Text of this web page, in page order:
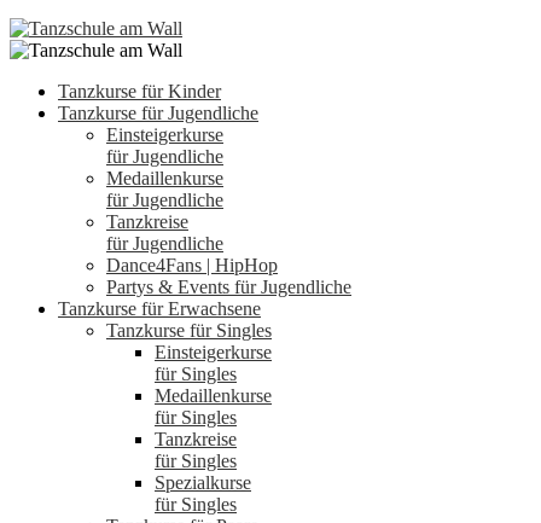
Tanzkurse für Kinder
Tanzkurse für Jugendliche
Einsteigerkurse
für Jugendliche
Medaillenkurse
für Jugendliche
Tanzkreise
für Jugendliche
Dance4Fans | HipHop
Partys & Events für Jugendliche
Tanzkurse für Erwachsene
Tanzkurse für Singles
Einsteigerkurse
für Singles
Medaillenkurse
für Singles
Tanzkreise
für Singles
Spezialkurse
für Singles